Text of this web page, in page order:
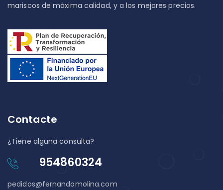
mariscos de máxima calidad, y a los mejores precios.
Contacte
¿Tiene alguna consulta?
954860324
pedidos@fernandomolina.com